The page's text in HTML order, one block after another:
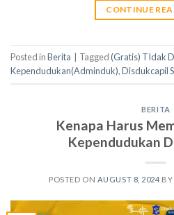
CONTINUE
Posted inBerita Tagged(Gratis) TIdak
Kependudukan(Adminduk),Disdukcapil
BERITA
Kenapa Harus
Kependudukan
POSTED ON AUGUST 8, 2024 BY